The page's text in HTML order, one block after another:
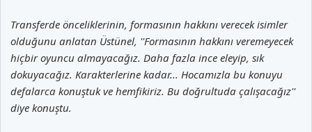
Transferde önceliklerinin, formasının hakkını verecek isimler
olduğunu anlatan Üstünel, ''Formasının hakkını veremeyecek
hiçbir oyuncu almayacağız. Daha fazla ince eleyip, sık
dokuyacağız. Karakterlerine kadar... Hocamızla bu konuyu
defalarca konuştuk ve hemfikiriz. Bu doğrultuda çalışacağız''
diye konuştu.